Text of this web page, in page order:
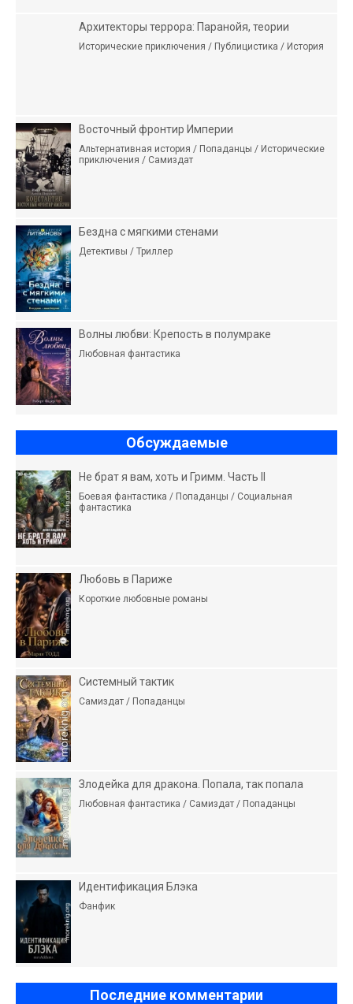
Архитекторы террора: Паранойя, теории
Исторические приключения / Публицистика / История
Восточный фронтир Империи
Альтернативная история / Попаданцы / Исторические
приключения / Самиздат
Бездна с мягкими стенами
Детективы / Триллер
Волны любви: Крепость в полумраке
Любовная фантастика
Обсуждаемые
Не брат я вам, хоть и Гримм. Часть II
Боевая фантастика / Попаданцы / Социальная
фантастика
Любовь в Париже
Короткие любовные романы
Системный тактик
Самиздат / Попаданцы
Злодейка для дракона. Попала, так попала
Любовная фантастика / Самиздат / Попаданцы
Идентификация Блэка
Фанфик
Последние комментарии